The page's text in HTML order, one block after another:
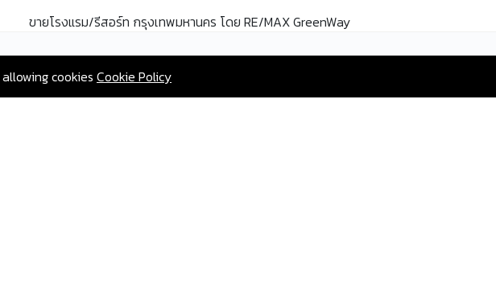
ขายโรงแรม/รีสอร์ท กรุงเทพมหานคร โดย RE/MAX GreenWay
cookies Cookie Policy